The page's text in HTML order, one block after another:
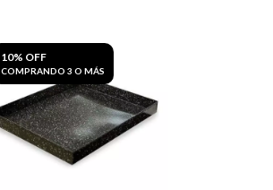
10% OFF
COMPRANDO 3 O MÁS